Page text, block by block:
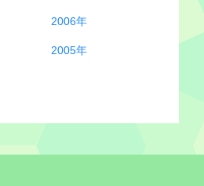
2006年
2005年